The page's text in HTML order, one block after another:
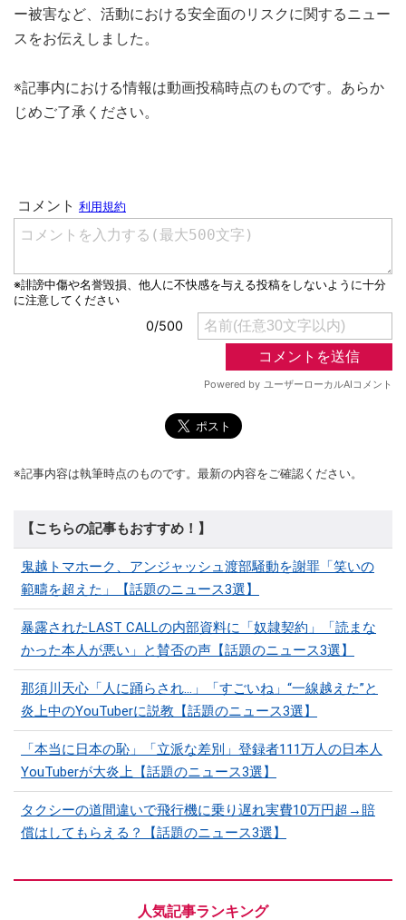
ー被害など、活動における安全面のリスクに関するニュー
スをお伝えしました。
※記事内における情報は動画投稿時点のものです。あらか
じめご了承ください。
※記事内容は執筆時点のものです。最新の内容をご確認ください。
【こちらの記事もおすすめ！】
鬼越トマホーク、アンジャッシュ渡部騒動を謝罪「笑いの
範疇を超えた」【話題のニュース3選】
暴露されたLAST CALLの内部資料に「奴隷契約」「読まな
かった本人が悪い」と賛否の声【話題のニュース3選】
那須川天心「人に踊らされ…」「すごいね」“一線越えた”と
炎上中のYouTuberに説教【話題のニュース3選】
「本当に日本の恥」「立派な差別」登録者111万人の日本人
YouTuberが大炎上【話題のニュース3選】
タクシーの道間違いで飛行機に乗り遅れ実費10万円超→賠
償はしてもらえる？【話題のニュース3選】